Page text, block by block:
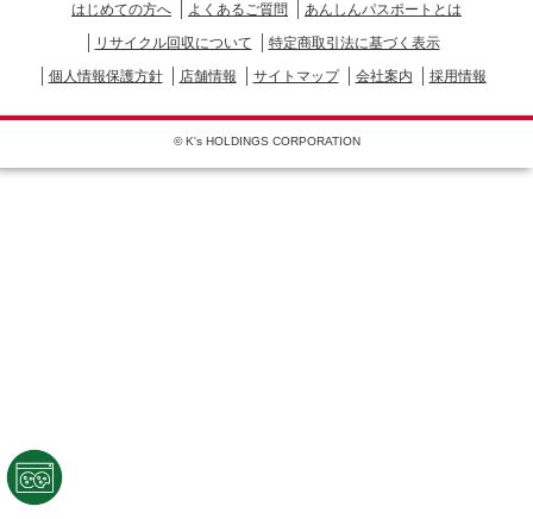
はじめての方へ よくあるご質問
あんしんパスポートとは
リサイクル回収について
特定商取引法に基づく表示
個人情報保護方針
店舗情報 サイトマップ 会社案内 採用情報
© K's HOLDINGS CORPORATION